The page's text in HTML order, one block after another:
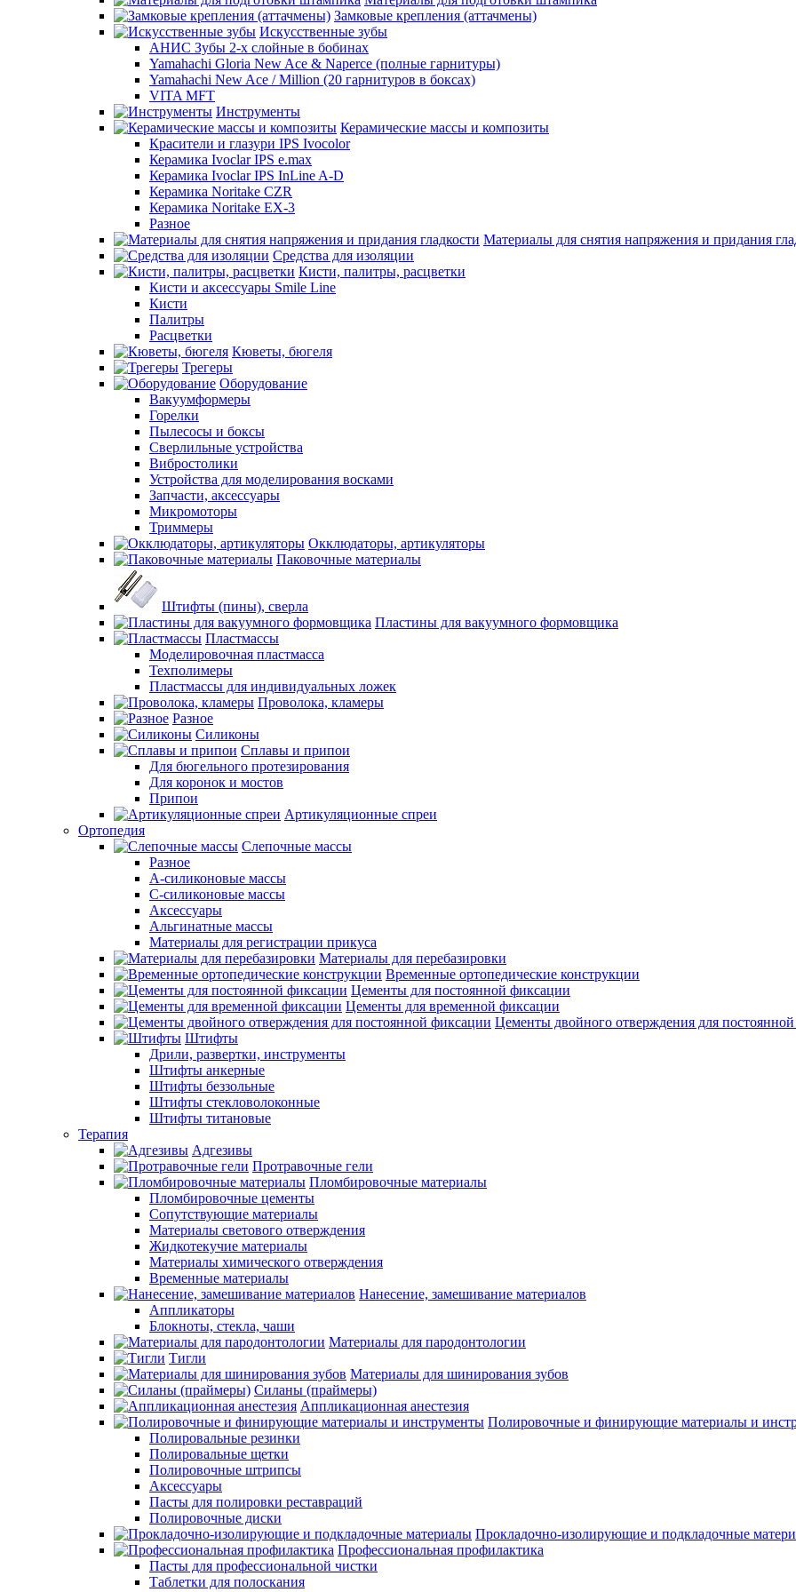
Замковые крепления (аттачмены)
Искусственные зубы
АНИС Зубы 2-х слойные в бобинах
Yamahachi Gloria New Ace & Naperce (полные гарнитуры)
Yamahachi New Ace / Million (20 гарнитуров в боксах)
VITA MFT
Инструменты
Керамические массы и композиты
Красители и глазури IPS Ivocolor
Керамика Ivoclar IPS e.max
Керамика Ivoclar IPS InLine A-D
Керамика Noritake CZR
Керамика Noritake EX-3
Разное
Материалы для снятия напряжения и придания
Средства для изоляции
Кисти, палитры, расцветки
Кисти и аксессуары Smile Line
Кисти
Палитры
Расцветки
Кюветы, бюгеля
Трегеры
Оборудование
Вакуумформеры
Горелки
Пылесосы и боксы
Сверлильные устройства
Вибростолики
Устройства для моделирования восками
Запчасти, аксессуары
Микромоторы
Триммеры
Окклюдаторы, артикуляторы
Паковочные материалы
Штифты (пины), сверла
Пластины для вакуумного формовщика
Пластмассы
Моделировочная пластмасса
Техполимеры
Пластмассы для индивидуальных ложек
Проволока, кламеры
Разное
Силиконы
Сплавы и припои
Для бюгельного протезирования
Для коронок и мостов
Припои
Артикуляционные спреи
Ортопедия
Слепочные массы
Разное
А-силиконовые массы
С-силиконовые массы
Аксессуары
Альгинатные массы
Материалы для регистрации прикуса
Материалы для перебазировки
Временные ортопедические конструкции
Цементы для постоянной фиксации
Цементы для временной фиксации
Цементы двойного отверждения для
Штифты
Дрили, развертки, инструменты
Штифты анкерные
Штифты беззольные
Штифты стекловолоконные
Штифты титановые
Терапия
Адгезивы
Протравочные гели
Пломбировочные материалы
Пломбировочные цементы
Сопутствующие материалы
Материалы светового отверждения
Жидкотекучие материалы
Материалы химического отверждения
Временные материалы
Нанесение, замешивание материалов
Аппликаторы
Блокноты, стекла, чаши
Материалы для пародонтологии
Тигли
Материалы для шинирования зубов
Силаны (праймеры)
Аппликационная анестезия
Полировочные и финирующие материалы и
Полировальные резинки
Полировальные щетки
Полировочные штрипсы
Аксессуары
Пасты для полировки реставраций
Полировочные диски
Прокладочно-изолирующие и подкладочные
Профессиональная профилактика
Пасты для профессиональной чистки
Таблетки для полоскания